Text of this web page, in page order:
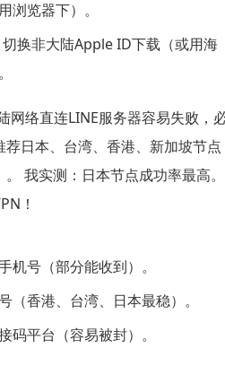
浏览器下）。
换非大陆Apple ID下载（或用海
网络直连LINE服务器容易失败，
荐日本、台湾、香港、新加坡节点
。 我实测：日本节点成功率最高。
！
机号（部分能收到）。
（香港、台湾、日本最稳）。
码平台（容易被封）。